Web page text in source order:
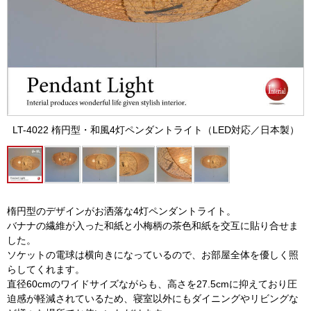
LT-4022 楕円型・和風4灯ペンダントライト（LED対応／日本製）
楕円型のデザインがお洒落な4灯ペンダントライト。
バナナの繊維が入った和紙と小梅柄の茶色和紙を交互に貼り合せま
した。
ソケットの電球は横向きになっているので、お部屋全体を優しく照
らしてくれます。
直径60cmのワイドサイズながらも、高さを27.5cmに抑えており圧
迫感が軽減されているため、寝室以外にもダイニングやリビングな